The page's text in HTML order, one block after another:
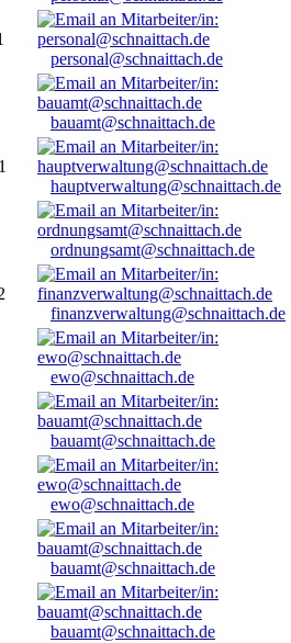
personal@schnaittach.de
bauamt@schnaittach.de
hauptverwaltung@schnaittach.de
ordnungsamt@schnaittach.de
finanzverwaltung@schnaittach.de
ewo@schnaittach.de
bauamt@schnaittach.de
ewo@schnaittach.de
bauamt@schnaittach.de
bauamt@schnaittach.de